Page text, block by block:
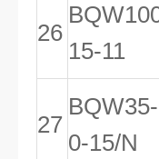
26
15-11
27
0-15/N